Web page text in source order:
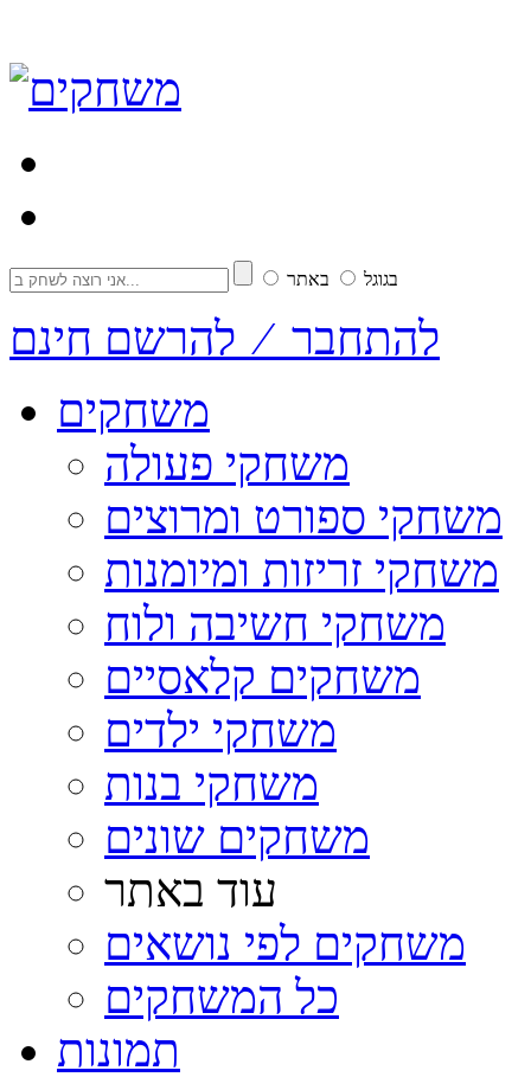
בגוגל באתר
להתחבר ⁄ להרשם חינם
משחקים
משחקי פעולה
משחקי ספורט ומרוצים
משחקי זריזות ומיומנות
משחקי חשיבה ולוח
משחקים קלאסיים
משחקי ילדים
משחקי בנות
משחקים שונים
עוד באתר
משחקים לפי נושאים
כל המשחקים
תמונות